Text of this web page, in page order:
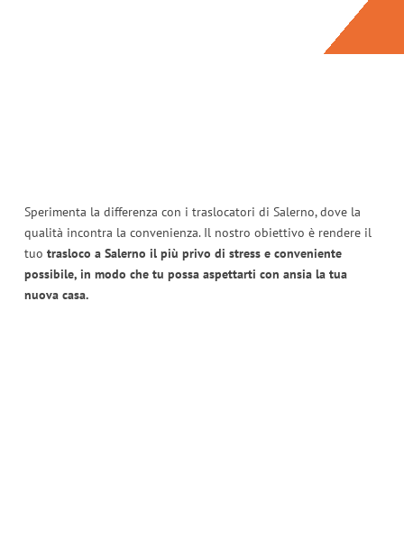
Sperimenta la differenza con i traslocatori di Salerno, dove la
qualità incontra la convenienza. Il nostro obiettivo è rendere il
tuo trasloco a Salerno il più privo di stress e conveniente
possibile, in modo che tu possa aspettarti con ansia la tua
nuova casa.